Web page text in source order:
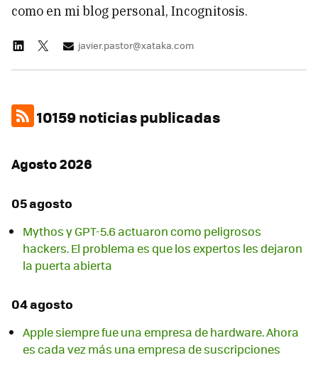
como en mi blog personal, Incognitosis.
javier.pastor@xataka.com
10159 noticias publicadas
Agosto 2026
05 agosto
Mythos y GPT-5.6 actuaron como peligrosos
hackers. El problema es que los expertos les dejaron
la puerta abierta
04 agosto
Apple siempre fue una empresa de hardware. Ahora
es cada vez más una empresa de suscripciones